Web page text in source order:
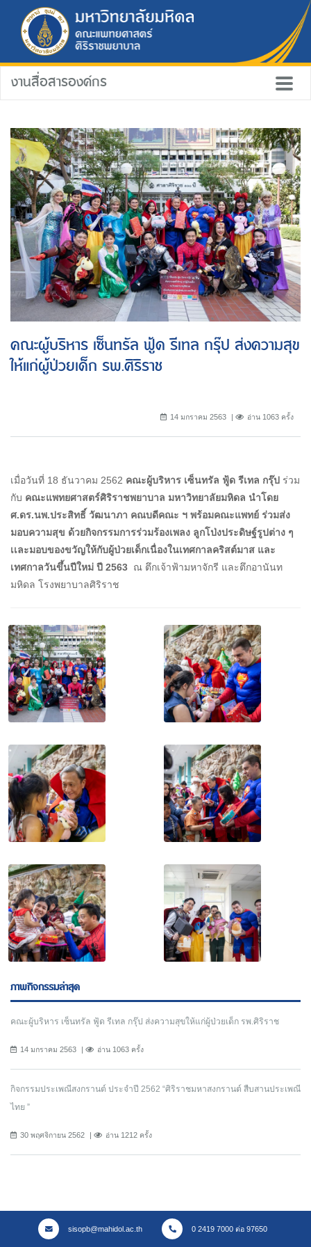
งานสื่อสารองค์กร
คณะผู้บริหาร เซ็นทรัล ฟู้ด รีเทล กรุ๊ป ส่งความสุข
ให้แก่ผู้ป่วยเด็ก รพ.ศิริราช
14 มกราคม 2563 อ่าน 1063 ครั้ง
เมื่อวันที่ 18 ธันวาคม 2562 คณะผู้บริหาร เซ็นทรัล ฟู้ด รีเทล กรุ๊ป ร่วม
กับ คณะแพทยศาสตร์ศิริราชพยาบาล มหาวิทยาลัยมหิดล นำโดย
ศ.ดร.นพ.ประสิทธิ์ วัฒนาภา คณบดีคณะ ฯ พร้อมคณะแพทย์ ร่วมส่ง
มอบความสุข ด้วยกิจกรรมการร่วมร้องเพลง ลูกโป่งประดิษฐ์รูปต่าง ๆ
เเละมอบของขวัญให้กับผู้ป่วยเด็กเนื่องในเทศกาลคริสต์มาส และ
เทศกาลวันขึ้นปีใหม่ ปี 2563 ณ ตึกเจ้าฟ้ามหาจักรี และตึกอานันท
มหิดล โรงพยาบาลศิริราช
ภาพกิจกรรมล่าสุด
คณะผู้บริหาร เซ็นทรัล ฟู้ด รีเทล กรุ๊ป ส่งความสุขให้แก่ผู้ป่วยเด็ก รพ.ศิริราช
14 มกราคม 2563 อ่าน 1063 ครั้ง
กิจกรรมประเพณีสงกรานต์ ประจำปี 2562 “ศิริราชมหาสงกรานต์ สืบสานประเพณี
ไทย ”
30 พฤศจิกายน 2562 อ่าน 1212 ครั้ง
sisopb@mahidol.ac.th 0 2419 7000 ต่อ 97650